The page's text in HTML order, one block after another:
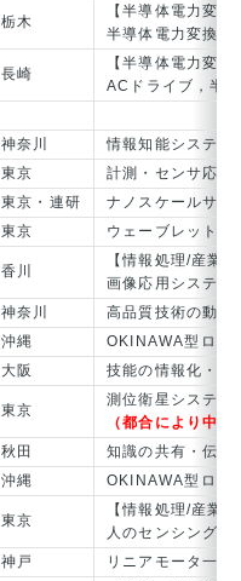
栃木
【半導体電力変
半導体電力変換，
長崎
【半導体電力変
ACドライブ，半
神奈川
情報知能システム
東京
計測・センサ応用
東京・連研
ナノスケールサー
東京 ウェーブレットと
香川
【情報処理/産業
画像応用システ
神奈川
高品質技術の動向
沖縄
OKINAWA型ロボ
大阪 技能の情報化・訓
東京
測位衛星システム
（都合により中
秋田
知識の共有・伝承
沖縄 OKINAWA型ロボ
東京
【情報処理/産業
人のセンシング・
神戸 リニアモータ一般